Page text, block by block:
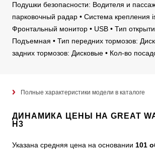
Подушки безопасности: Водителя и
парковочный радар • Система крепления
Фронтальный монитор • USB • Тип
Подъемная • Тип передних тормозов:
задних тормозов: Дисковые • Кол-во
Полные характеристики модели в каталоге
ДИНАМИКА ЦЕНЫ НА GREAT
H3
Указана средняя цена на основании 101